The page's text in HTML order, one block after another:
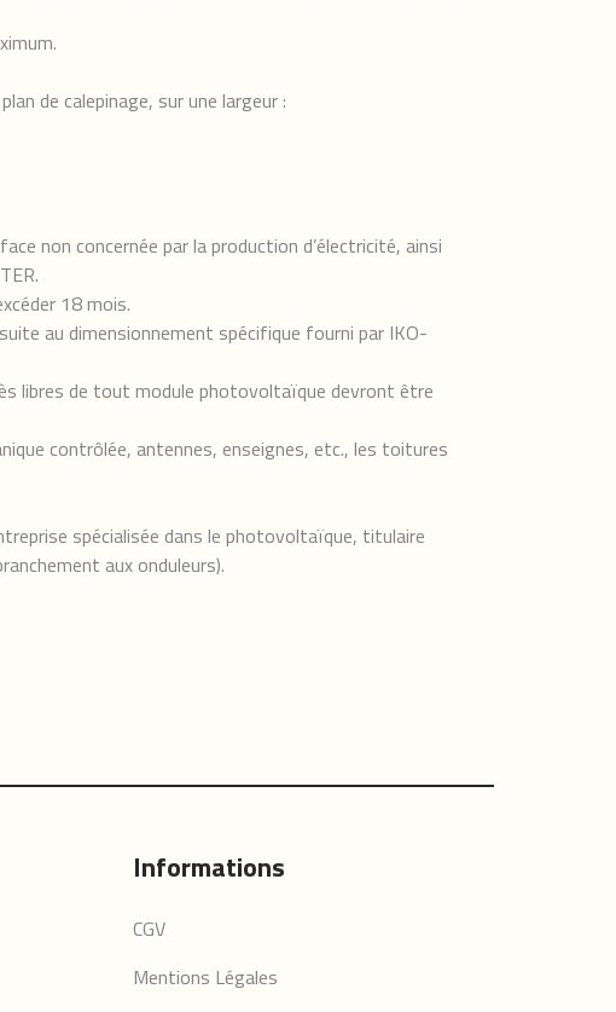
de calepinage, sur une largeur :
non concernée par la production d’électricité, ainsi
18 mois.
au dimensionnement spécifique fourni par IKO-
libres de tout module photovoltaïque devront être
contrôlée, antennes, enseignes, etc., les toitures
spécialisée dans le photovoltaïque, titulaire
aux onduleurs).
Informations
CGV
Mentions Légales